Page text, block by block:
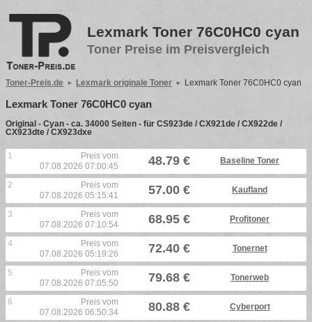
Lexmark Toner 76C0HC0 cyan
Toner Preise im Preisvergleich
Toner-Preis.de Lexmark originale Toner Lexmark Toner 76C0HC0 cyan
Lexmark Toner 76C0HC0 cyan
Original - Cyan - ca. 34000 Seiten - für CS923de / CX921de / CX922de /
CX923dte / CX923dxe
1
Preis vom
07.08.2026 07:00:45
48.79 € Baseline Toner
2
Preis vom
07.08.2026 05:15:41
57.00 € Kaufland
3
Preis vom
07.08.2026 07:10:54
68.95 € Profitoner
4
Preis vom
07.08.2026 05:19:26
72.40 € Tonernet
5
Preis vom
07.08.2026 07:05:50
79.68 € Tonerweb
6
Preis vom
07.08.2026 06:50:34
80.88 € Cyberport